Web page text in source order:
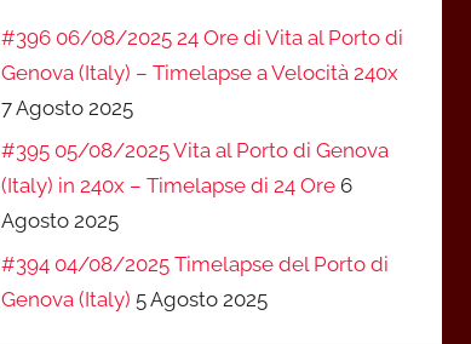
#396 06/08/2025 24 Ore di Vita al Porto di
Genova (Italy) – Timelapse a Velocità 240x
7 Agosto 2025
#395 05/08/2025 Vita al Porto di Genova
(Italy) in 240x – Timelapse di 24 Ore 6
Agosto 2025
#394 04/08/2025 Timelapse del Porto di
Genova (Italy) 5 Agosto 2025